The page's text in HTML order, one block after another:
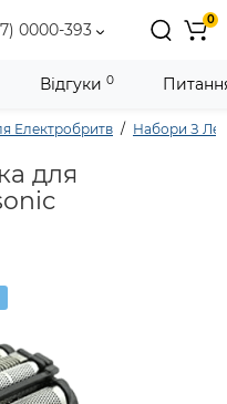
0000-393
0
Електробритв Набори З Лез
для
Відгуки 0